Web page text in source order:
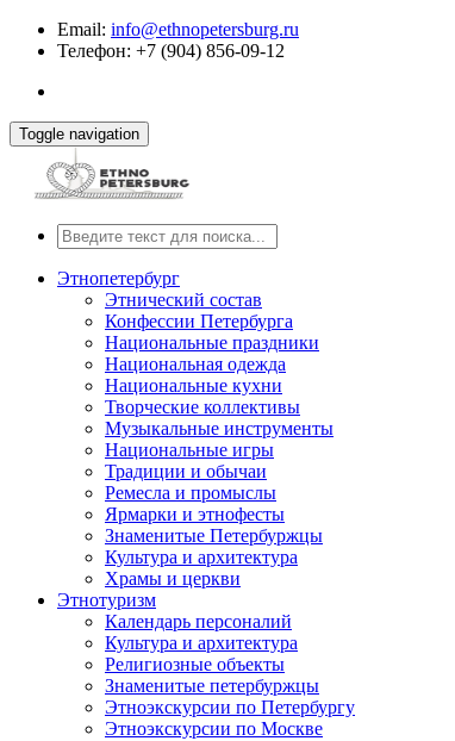
Email: info@ethnopetersburg.ru
Телефон: +7 (904) 856-09-12
Toggle navigation
Этнопетербург
Этнический состав
Конфессии Петербурга
Национальные праздники
Национальная одежда
Национальные кухни
Творческие коллективы
Музыкальные инструменты
Национальные игры
Традиции и обычаи
Ремесла и промыслы
Ярмарки и этнофесты
Знаменитые Петербуржцы
Культура и архитектура
Храмы и церкви
Этнотуризм
Календарь персоналий
Культура и архитектура
Религиозные объекты
Знаменитые петербуржцы
Этноэкскурсии по Петербургу
Этноэкскурсии по Москве